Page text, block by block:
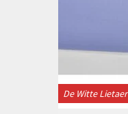
De Witte Lietaer